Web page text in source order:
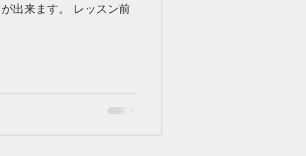
出来ます。 レッスン前